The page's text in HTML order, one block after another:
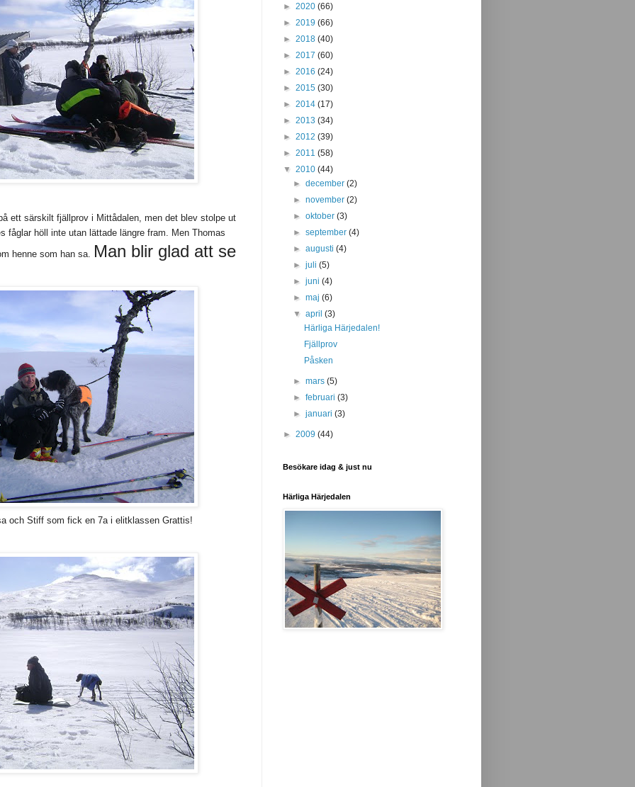
ett särskilt fjällprov i Mittådalen, men det blev stolpe ut
fåglar höll inte utan lättade längre fram. Men Thomas
henne som han sa. Man blir glad att se
och Stiff som fick en 7a i elitklassen Grattis!
► 2020 (66)
► 2019 (66)
► 2018 (40)
► 2017 (60)
► 2016 (24)
► 2015 (30)
► 2014 (17)
► 2013 (34)
► 2012 (39)
► 2011 (58)
▼ 2010 (44)
►december(2)
►november(2)
►oktober(3)
►september(4)
►augusti(4)
►juli(5)
►juni(4)
►maj(6)
▼april(3)
Härliga Härjedalen!
Fjällprov
Påsken
►mars(5)
►februari(3)
►januari(3)
► 2009 (44)
Besökare idag & just nu
Härliga Härjedalen